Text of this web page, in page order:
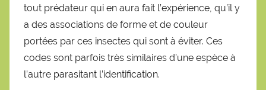
tout prédateur qui en aura fait l’expérience, qu’il y
a des associations de forme et de couleur
portées par ces insectes qui sont à éviter. Ces
codes sont parfois très similaires d’une espèce à
l’autre parasitant l’identification.